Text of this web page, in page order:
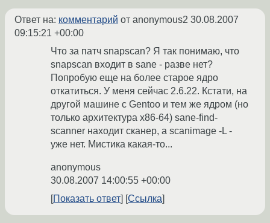
Ответ на: комментарий от anonymous2 30.08.2007
09:15:21 +00:00
Что за патч snapscan? Я так понимаю, что
snapscan входит в sane - разве нет?
Попробую еще на более старое ядро
откатиться. У меня сейчас 2.6.22. Кстати, на
другой машине с Gentoo и тем же ядром (но
только архитектура x86-64) sane-find-
scanner находит сканер, а scanimage -L -
уже нет. Мистика какая-то...
anonymous
30.08.2007 14:00:55 +00:00
Показать ответ
Ссылка